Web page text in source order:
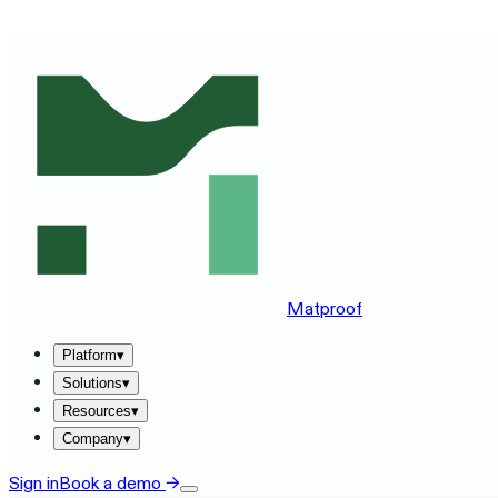
Matproof
Platform▾
Solutions▾
Resources▾
Company▾
Sign inBook a demo →